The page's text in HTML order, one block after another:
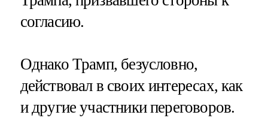
согласию.
Однако Трамп, безусловно,
действовал в своих интересах, как
и другие участники переговоров.